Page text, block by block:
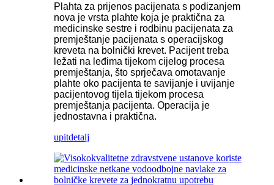
Plahta za prijenos pacijenata s podizanjem
nova je vrsta plahte koja je praktična za
medicinske sestre i rodbinu pacijenata za
premještanje pacijenata s operacijskog
kreveta na bolnički krevet. Pacijent treba
ležati na leđima tijekom cijelog procesa
premještanja, što sprječava omotavanje
plahte oko pacijenta te savijanje i uvijanje
pacijentovog tijela tijekom procesa
premještanja pacijenta. Operacija je
jednostavna i praktična.
upitdetalj